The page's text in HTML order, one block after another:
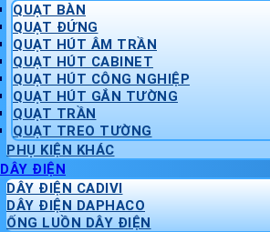
QUẠT BÀN
QUẠT ĐỨNG
QUẠT HÚT ÂM TRẦN
QUẠT HÚT CABINET
QUẠT HÚT CÔNG NGHIỆP
QUẠT HÚT GẮN TƯỜNG
QUẠT TRẦN
QUẠT TREO TƯỜNG
PHỤ KIỆN KHÁC
DÂY ĐIỆN
DÂY ĐIỆN CADIVI
DÂY ĐIỆN DAPHACO
ỐNG LUỒN DÂY ĐIỆN